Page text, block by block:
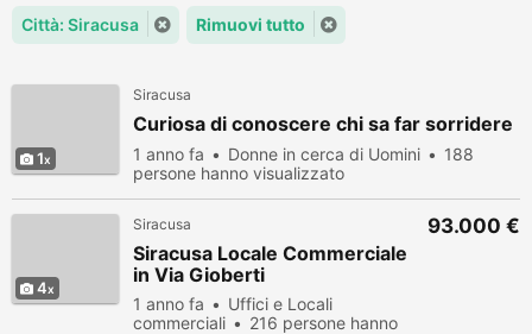
Città: Siracusa Rimuovi tutto
1
Siracusa
Curiosa di conoscere chi sa far sorridere
1 anno fa Donne in cerca di Uomini
188
persone hanno visualizzato
4
Siracusa
Siracusa Locale Commerciale
in Via Gioberti
1 anno fa
Uffici e Locali
commerciali
216 persone hanno
93.000 €